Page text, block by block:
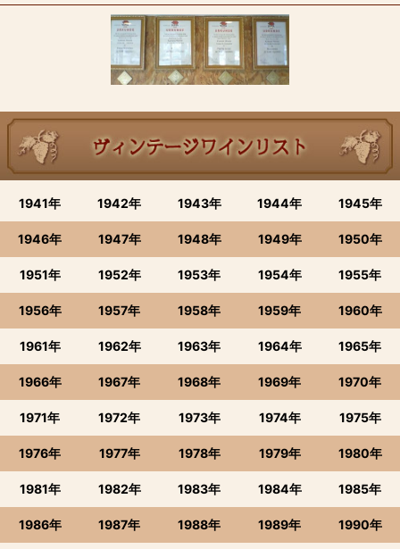
1941年 1942年 1943年 1944年 1945年
1946年 1947年 1948年 1949年 1950年
1951年 1952年 1953年 1954年 1955年
1956年 1957年 1958年 1959年 1960年
1961年 1962年 1963年 1964年 1965年
1966年 1967年 1968年 1969年 1970年
1971年 1972年 1973年 1974年 1975年
1976年 1977年 1978年 1979年 1980年
1981年 1982年 1983年 1984年 1985年
1986年 1987年 1988年 1989年 1990年